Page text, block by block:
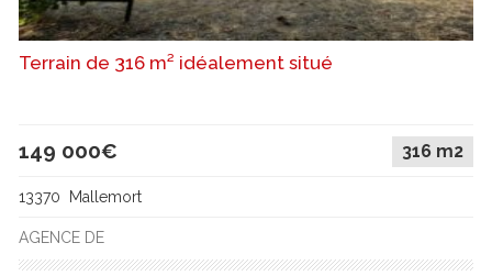
Terrain de 316 m² idéalement situé
149 000€ 316 m2
13370 Mallemort
AGENCE DE